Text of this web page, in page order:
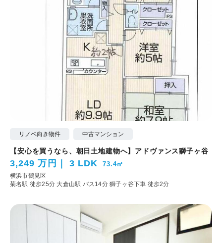
リノベ向き物件 中古マンション
【安心を買うなら、朝日土地建物へ】アドヴァンス獅子ヶ谷
3,249 万円 3 LDK 73.4㎡
横浜市鶴見区
菊名駅 徒歩25分 大倉山駅 バス14分 獅子ヶ谷下車 徒歩2分